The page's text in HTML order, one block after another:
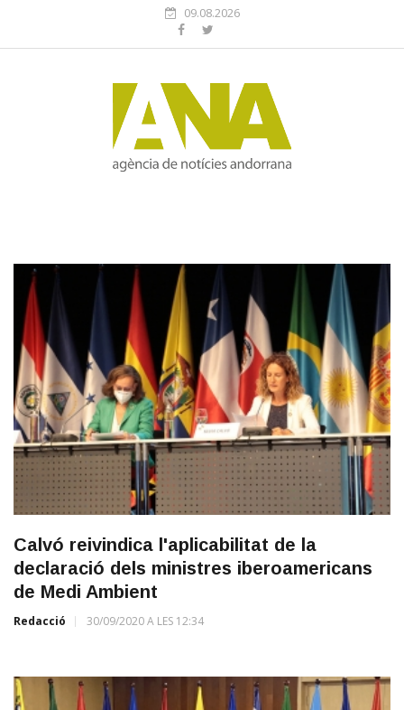
09.08.2026
Calvó reivindica l'aplicabilitat de la
declaració dels ministres iberoamericans
de Medi Ambient
Redacció 30/09/2020 A LES 12:34